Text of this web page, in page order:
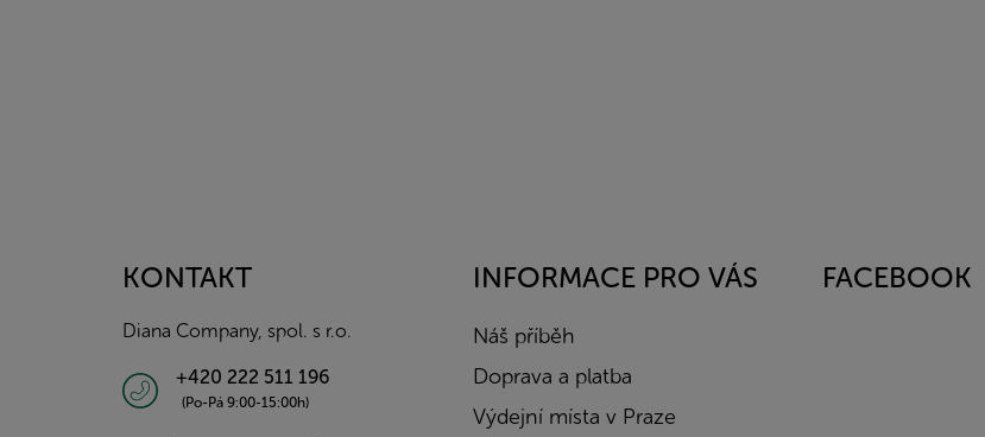
KONTAKT
Diana Company, spol. s r.o.
+420 222 511 196
(Po-Pá 9:00-15:00h)
INFORMACE PRO VÁS
Náš příběh
Doprava a platba
Výdejní místa v Praze
FACEBOOK